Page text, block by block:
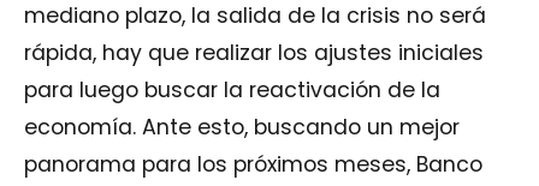
mediano plazo, la salida de la crisis no será
rápida, hay que realizar los ajustes iniciales
para luego buscar la reactivación de la
economía. Ante esto, buscando un mejor
panorama para los próximos meses, Banco